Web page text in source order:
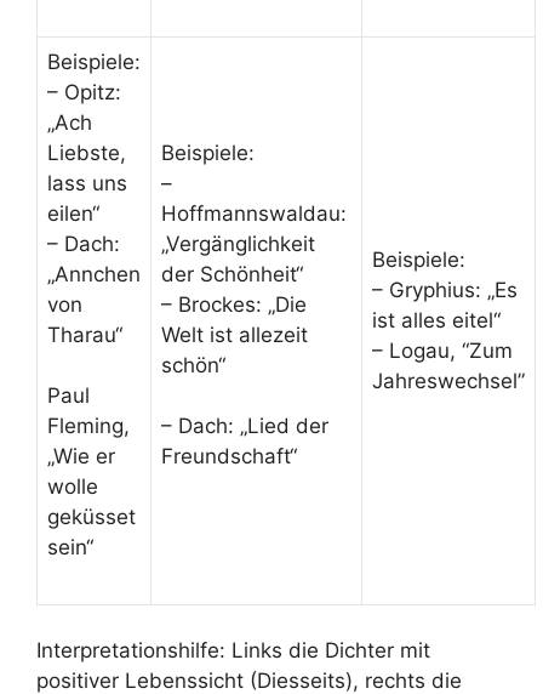
Beispiele:
– Opitz:
„Ach
Liebste,
lass uns
eilen“
– Dach:
„Annchen
von
Tharau“
Paul
Fleming,
„Wie er
wolle
geküsset
sein“
Beispiele:
–
Hoffmannswaldau:
„Vergänglichkeit
der Schönheit“
– Brockes: „Die
Welt ist allezeit
schön“
– Dach: „Lied der
Freundschaft“
Beispiele:
– Gryphius: „Es
ist alles eitel“
– Logau, “Zum
Jahreswechsel”
Interpretationshilfe: Links die Dichter mit
positiver Lebenssicht (Diesseits), rechts die